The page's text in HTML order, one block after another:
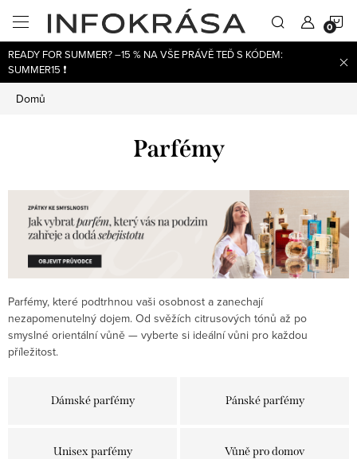
obsah
READY FOR SUMMER? –15 % NA VŠE PRÁVĚ TEĎ S KÓDEM:
SUMMER15 ❗
Domů
Parfémy
Parfémy, které podtrhnou vaši osobnost a zanechají
nezapomenutelný dojem. Od svěžích citrusových tónů až po
smyslné orientální vůně — vyberte si ideální vůni pro každou
příležitost.
Dámské parfémy Pánské parfémy
Unisex parfémy Vůně pro domov